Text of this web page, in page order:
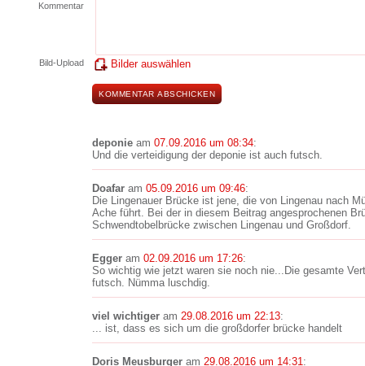
Kommentar
Bild-Upload Bilder auswählen
deponie am 07.09.2016 um 08:34:
Und die verteidigung der deponie ist auch futsch.
Doafar am 05.09.2016 um 09:46:
Die Lingenauer Brücke ist jene, die von Lingenau nach
Ache führt. Bei der in diesem Beitrag angesprochenen
Schwendtobelbrücke zwischen Lingenau und Großdorf.
Egger am 02.09.2016 um 17:26:
So wichtig wie jetzt waren sie noch nie...Die gesamte
futsch. Nümma luschdig.
viel wichtiger am 29.08.2016 um 22:13:
... ist, dass es sich um die großdorfer brücke handelt
Doris Meusburger am 29.08.2016 um 14:31: